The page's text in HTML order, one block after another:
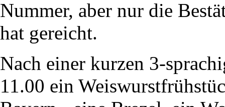
Nummer, aber nur die
hat gereicht.
Nach einer kurzen 3-
11.00 ein